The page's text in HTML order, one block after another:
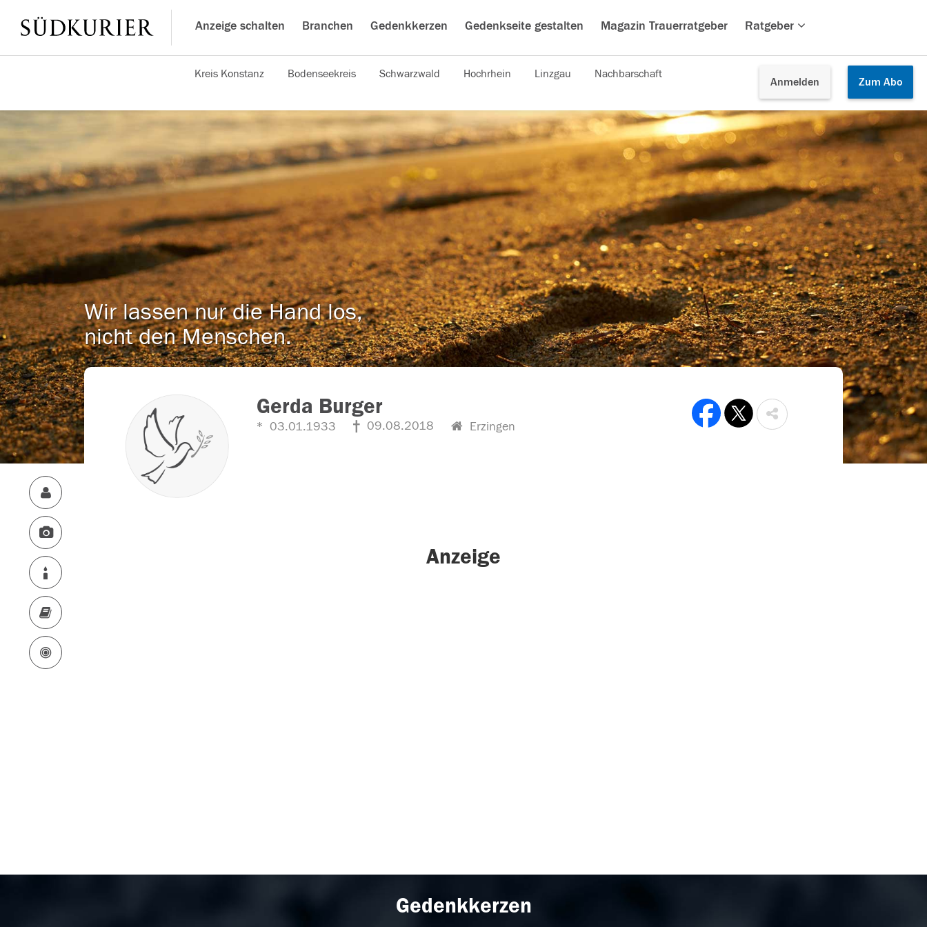
Anzeige schalten Branchen Gedenkkerzen Gedenkseite gestalten Magazin Trauerratgeber Ratgeber
Anmelden Zum Abo
Kreis Konstanz Bodenseekreis Schwarzwald Hochrhein Linzgau Nachbarschaft
Wir lassen nur die Hand los,
nicht den Menschen.
Gerda Burger
03.01.1933 09.08.2018 Erzingen
Anzeige
Gedenkkerzen